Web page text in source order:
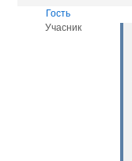
Гость
Учасник